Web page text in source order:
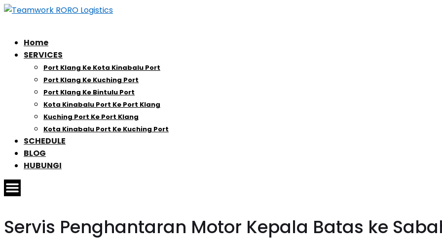
Home
SERVICES
Port Klang Ke Kota Kinabalu Port
Port Klang Ke Kuching Port
Port Klang Ke Bintulu Port
Kota Kinabalu Port Ke Port Klang
Kuching Port Ke Port Klang
Kota Kinabalu Port Ke Kuching Port
SCHEDULE
BLOG
HUBUNGI
Servis Penghantaran Motor Kepala Batas ke